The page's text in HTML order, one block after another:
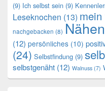
(9) Ich selbst sein (9)
Leseknochen (13)
nachgebacken (8) Nähen
(12) persönliches (10)
(24) Selbstfindung (9)
selbstgenäht (12) Walnuss (7)